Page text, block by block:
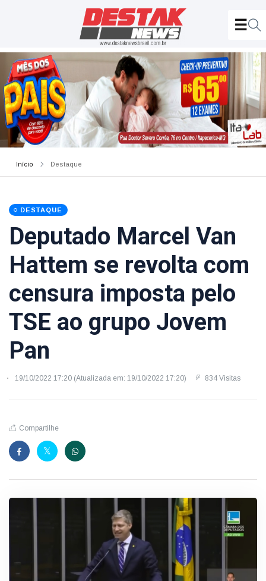
Início Destaque
DESTAQUE
Deputado Marcel Van
Hattem se revolta com
censura imposta pelo
TSE ao grupo Jovem
Pan
19/10/2022 17:20 (Atualizada em: 19/10/2022 17:20) 834 Visitas
Compartilhe